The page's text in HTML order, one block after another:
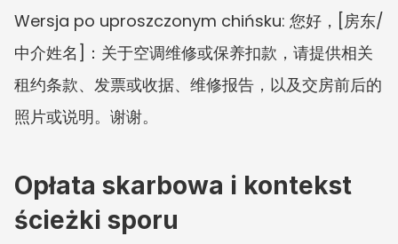
Wersja po uproszczonym chińsku: 您好，[房东/
中介姓名]：关于空调维修或保养扣款，请提供相关
租约条款、发票或收据、维修报告，以及交房前后的
照片或说明。谢谢。
Opłata skarbowa i kontekst
ścieżki sporu